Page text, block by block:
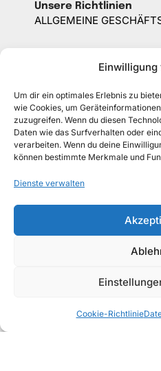
Um dir ein optimales Erlebnis zu
wie Cookies, um
zuzugreifen. Wenn du diesen
Daten wie das Surfverhalten oder
verarbeiten. Wenn du deine
können bestimmte Merkmale und
Dienste verwalten
Cookie-Richtlinie
Unsere Richtlinien
ALLGEMEINE
IMPRESSUM
Copyright © 2026,
PüreeMix
Fruchtsäfte